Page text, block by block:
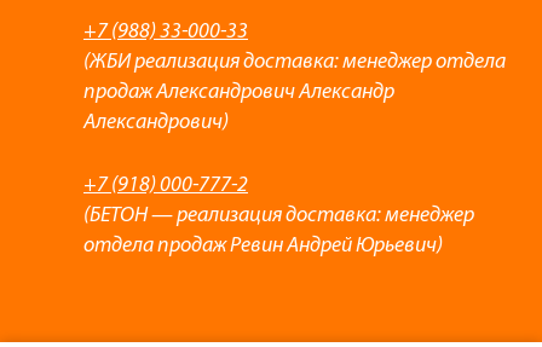
+7 (988) 33-000-33
(ЖБИ реализация доставка: менеджер отдела
продаж Александрович Александр
Александрович)
+7 (918) 000-777-2
(БЕТОН — реализация доставка: менеджер
отдела продаж Ревин Андрей Юрьевич)